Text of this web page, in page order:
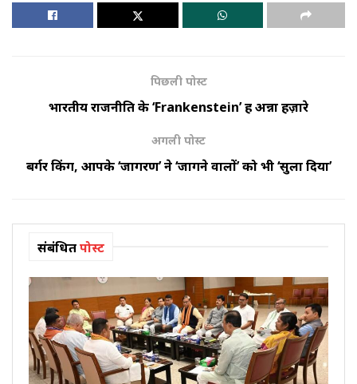
पिछली पोस्ट
भारतीय राजनीति के ‘Frankenstein’ हैं अन्ना हज़ारे
अगली पोस्ट
बर्गर किंग, आपके ‘जागरण’ ने ‘जागने वालों’ को भी ‘सुला दिया’
संबंधितपोस्ट